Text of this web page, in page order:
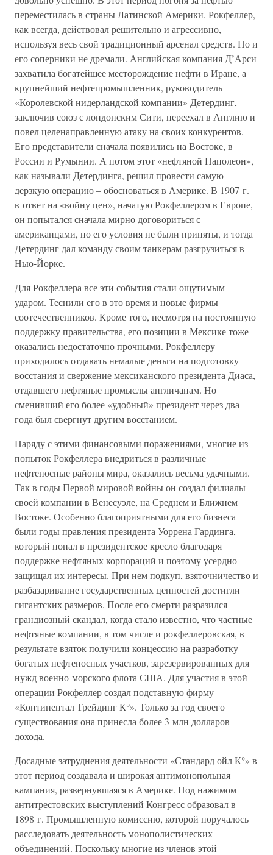
переместилась в страны Латинской Америки. Рокфеллер,
как всегда, действовал решительно и агрессивно,
используя весь свой традиционный арсенал средств. Но и
его соперники не дремали. Английская компания Д’Арси
захватила богатейшее месторождение нефти в Иране, а
крупнейший нефтепромышленник, руководитель
«Королевской нидерландской компании» Детердинг,
заключив союз с лондонским Сити, переехал в Англию и
повел целенаправленную атаку на своих конкурентов.
Его представители сначала появились на Востоке, в
России и Румынии. А потом этот «нефтяной Наполеон»,
как называли Детердинга, решил провести самую
дерзкую операцию – обосноваться в Америке. В 1907 г.
в ответ на «войну цен», начатую Рокфеллером в Европе,
он попытался сначала мирно договориться с
американцами, но его условия не были приняты, и тогда
Детердинг дал команду своим танкерам разгрузиться в
Нью-Йорке.
Для Рокфеллера все эти события стали ощутимым
ударом. Теснили его в это время и новые фирмы
соотечественников. Кроме того, несмотря на постоянную
поддержку правительства, его позиции в Мексике тоже
оказались недостаточно прочными. Рокфеллеру
приходилось отдавать немалые деньги на подготовку
восстания и свержение мексиканского президента Диаса,
отдавшего нефтяные промыслы англичанам. Но
сменивший его более «удобный» президент через два
года был свергнут другим восстанием.
Наряду с этими финансовыми поражениями, многие из
попыток Рокфеллера внедриться в различные
нефтеносные районы мира, оказались весьма удачными.
Так в годы Первой мировой войны он создал филиалы
своей компании в Венесуэле, на Среднем и Ближнем
Востоке. Особенно благоприятными для его бизнеса
были годы правления президента Уоррена Гардинга,
который попал в президентское кресло благодаря
поддержке нефтяных корпораций и поэтому усердно
защищал их интересы. При нем подкуп, взяточничество и
разбазаривание государственных ценностей достигли
гигантских размеров. После его смерти разразился
грандиозный скандал, когда стало известно, что частные
нефтяные компании, в том числе и рокфеллеровская, в
результате взяток получили концессию на разработку
богатых нефтеносных участков, зарезервированных для
нужд военно-морского флота США. Для участия в этой
операции Рокфеллер создал подставную фирму
«Континентал Трейдинг К°». Только за год своего
существования она принесла более 3 млн долларов
дохода.
Досадные затруднения деятельности «Стандард ойл К°» в
этот период создавала и широкая антимонопольная
кампания, развернувшаяся в Америке. Под нажимом
антитрестовских выступлений Конгресс образовал в
1898 г. Промышленную комиссию, которой поручалось
расследовать деятельность монополистических
объединений. Поскольку многие из членов этой